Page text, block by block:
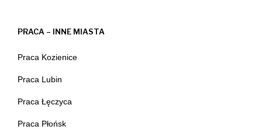
PRACA – INNE MIASTA
Praca Kozienice
Praca Lubin
Praca Łęczyca
Praca Płońsk